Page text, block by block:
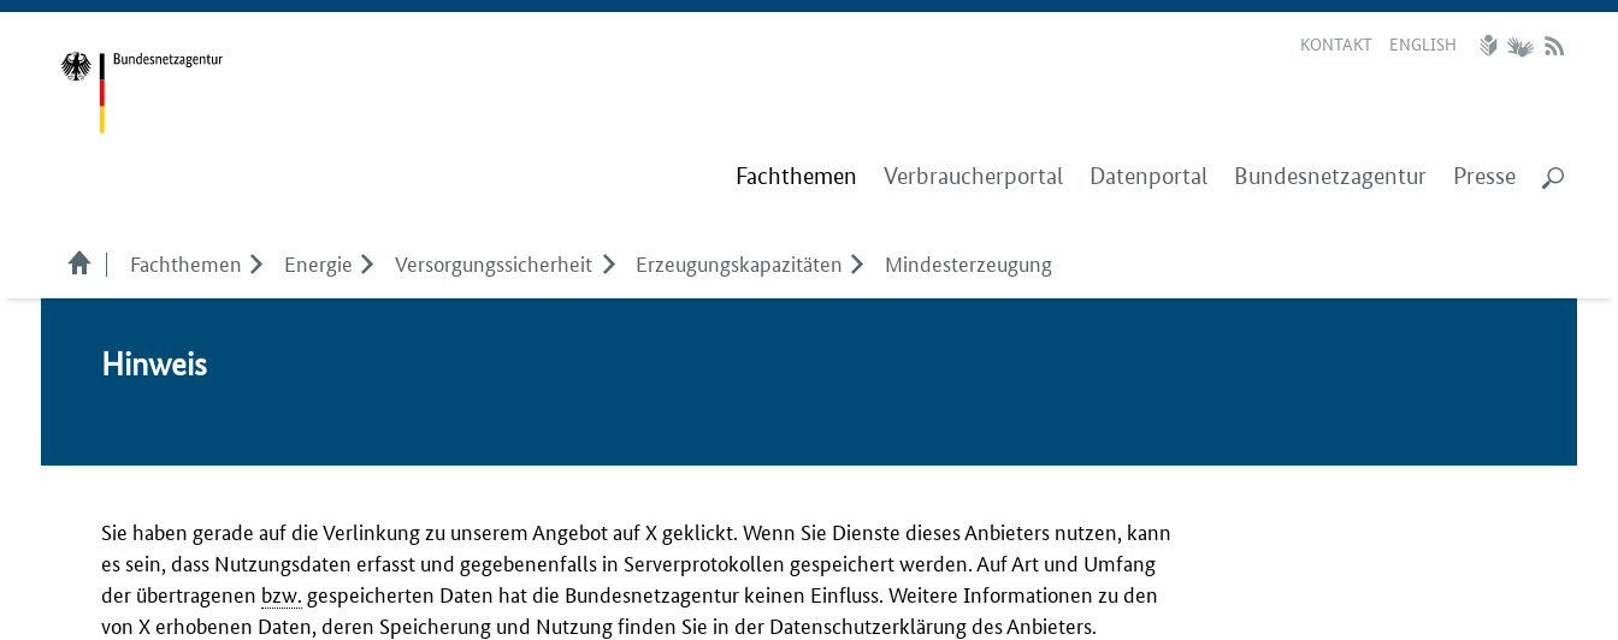
KONTAKT ENGLISH
Fachthemen Verbraucherportal Datenportal Bundesnetzagentur Presse
Fachthemen Energie Versorgungssicherheit Erzeugungskapazitäten Mindesterzeugung
Hin­weis
Sie haben gerade auf die Verlinkung zu unserem Angebot auf X geklickt. Wenn Sie Dienste dieses Anbieters nutzen, kann
es sein, dass Nutzungsdaten erfasst und gegebenenfalls in Serverprotokollen gespeichert werden. Auf Art und Umfang
der übertragenen bzw. gespeicherten Daten hat die Bundesnetzagentur keinen Einfluss. Weitere Informationen zu den
von X erhobenen Daten, deren Speicherung und Nutzung finden Sie in der Datenschutzerklärung des Anbieters.